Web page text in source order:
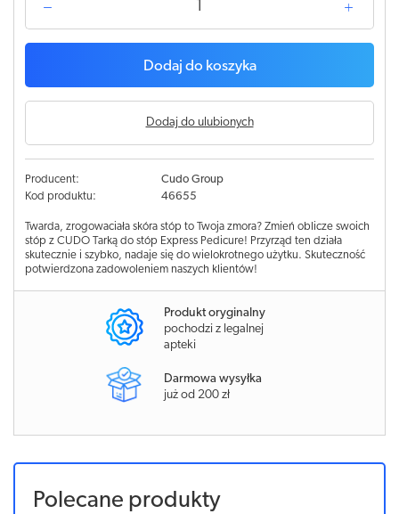
Dodaj do koszyka
Dodaj do ulubionych
Producent:
Cudo Group
Kod produktu:
46655
Twarda, zrogowaciała skóra stóp to Twoja zmora? Zmień oblicze swoich
stóp z CUDO Tarką do stóp Express Pedicure! Przyrząd ten działa
skutecznie i szybko, nadaje się do wielokrotnego użytku. Skuteczność
potwierdzona zadowoleniem naszych klientów!
Produkt oryginalny
pochodzi z legalnej
apteki
Darmowa wysyłka
już od 200 zł
Polecane produkty